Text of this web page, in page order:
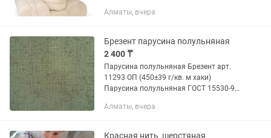
Алматы, вчера
Брезент парусина полульняная
2 400 ₸
Парусина полульняная Брезент арт.
11293 ОП (450±39 г/кв. м хаки)
Парусина полульняная ГОСТ 15530-93
90±1,5 см Пропитка: ОП-огнезащитная
Алматы, вчера
Красная нить ,шерстяная